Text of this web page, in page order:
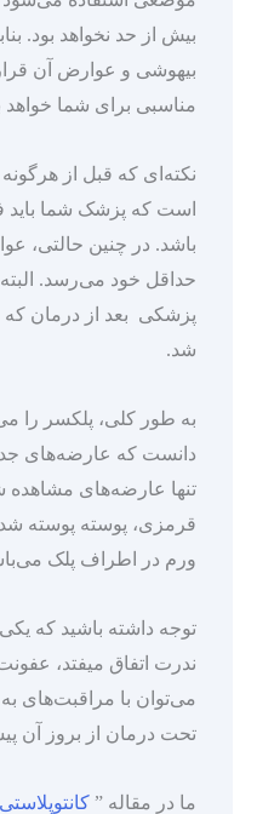
بیش از حد نخواهد بود.
بیهوشی و عوارض آن قرار
مناسبی برای شما خواهد
نکته‌ای که قبل از هرگونه
است که پزشک شما باید
باشد. در چنین حالتی،
حداقل خود می‌رسد.
پزشکی بعد از درمان که
شد.
به طور کلی، پلکسر را
دانست که عارضه‌های
تنها عارضه‌های
قرمزی، پوسته پوسته
ورم در اطراف پلک
توجه داشته باشید که یکی
ندرت اتفاق میفتد،
می‌توان با مراقبت‌های
تحت درمان از بروز آن
ما در مقاله ”